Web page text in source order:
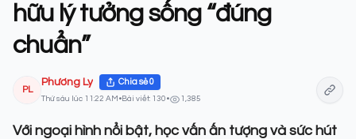
hữu lý tưởng sống “đúng
chuẩn”
PL
Phương Ly Chia sẻ0
Thứ sáu lúc 11:22 AM • Bài viết: 130 • 1,385
Với ngoại hình nổi bật, học vấn ấn tượng và sức hút